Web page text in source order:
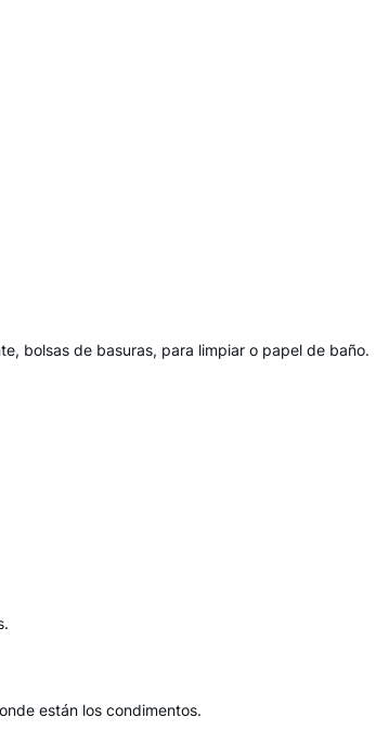
bolsas de basuras, para limpiar o papel de baño.
están los condimentos.